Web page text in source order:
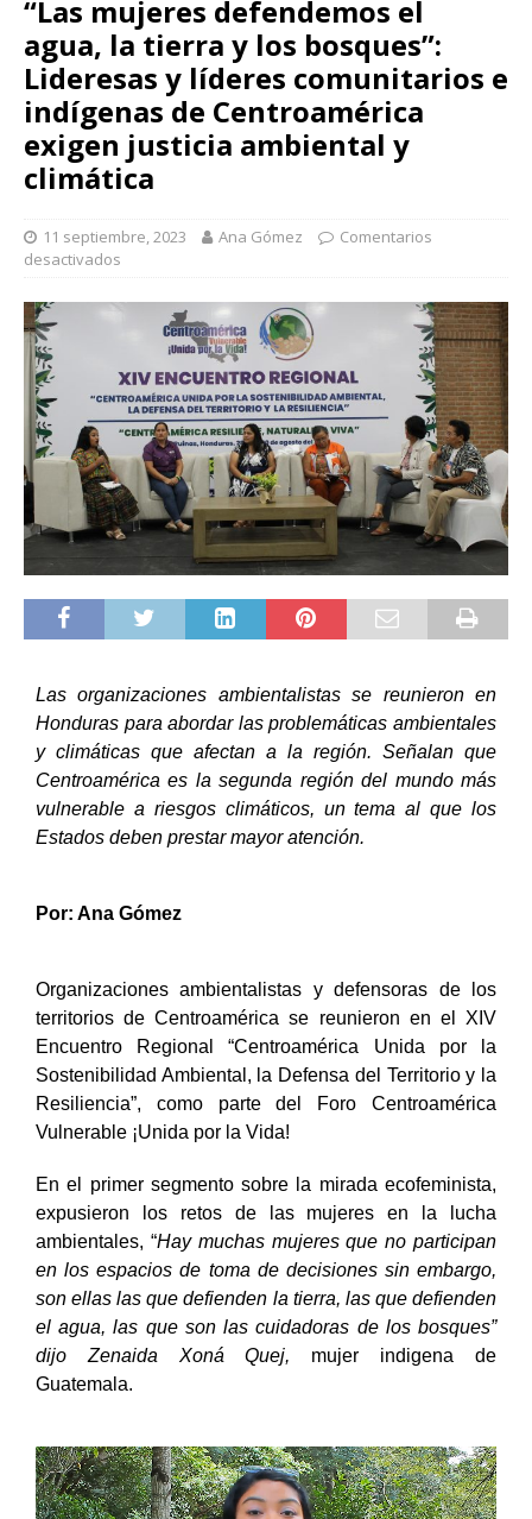
“Las mujeres defendemos el
agua, la tierra y los bosques”:
Lideresas y líderes comunitarios e
indígenas de Centroamérica
exigen justicia ambiental y
climática
11 septiembre, 2023 Ana Gómez
Comentarios
desactivados
Las organizaciones ambientalistas se reunieron en
Honduras para abordar las problemáticas ambientales
y climáticas que afectan a la región. Señalan que
Centroamérica es la segunda región del mundo más
vulnerable a riesgos climáticos, un tema al que los
Estados deben prestar mayor atención.
Por: Ana Gómez
Organizaciones ambientalistas y defensoras de los
territorios de Centroamérica se reunieron en el XIV
Encuentro Regional “Centroamérica Unida por la
Sostenibilidad Ambiental, la Defensa del Territorio y la
Resiliencia”, como parte del Foro Centroamérica
Vulnerable ¡Unida por la Vida!
En el primer segmento sobre la mirada ecofeminista,
expusieron los retos de las mujeres en la lucha
ambientales, “Hay muchas mujeres que no participan
en los espacios de toma de decisiones sin embargo,
son ellas las que defienden la tierra, las que defienden
el agua, las que son las cuidadoras de los bosques”
dijo Zenaida Xoná Quej, mujer indigena de
Guatemala.